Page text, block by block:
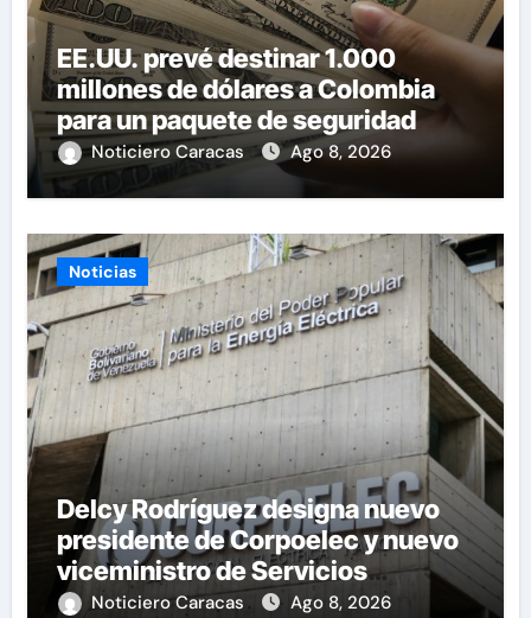
EE.UU. prevé destinar 1.000
millones de dólares a Colombia
para un paquete de seguridad
Noticiero Caracas Ago 8, 2026
Noticias
Delcy Rodríguez designa nuevo
presidente de Corpoelec y nuevo
viceministro de Servicios
Eléctricos
Noticiero Caracas Ago 8, 2026